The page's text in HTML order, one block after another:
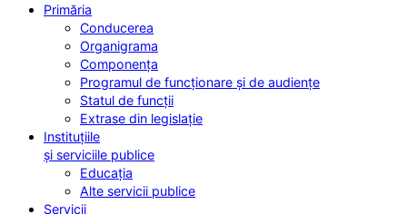
Primăria
Conducerea
Organigrama
Componența
Programul de funcționare și de audiențe
Statul de funcții
Extrase din legislație
Instituțiile
și serviciile publice
Educația
Alte servicii publice
Servicii